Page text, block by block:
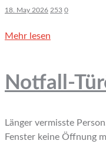
18. May 2026 253 0
Mehr lesen
Notfall-
Länger vermisste
Fenster keine Öffnung